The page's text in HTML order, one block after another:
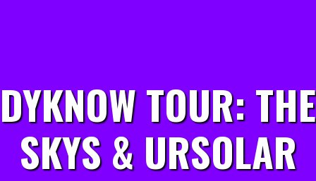
DYKNOW TOUR: THE
SKYS & URSOLAR